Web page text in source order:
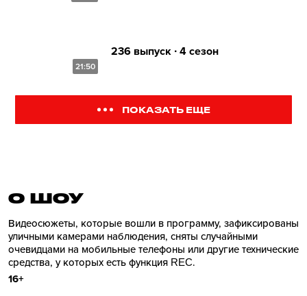
21:50
236 выпуск ∙ 4 сезон
ПОКАЗАТЬ ЕЩЕ
О ШОУ
Видеосюжеты, которые вошли в программу, зафиксированы
уличными камерами наблюдения, сняты случайными
очевидцами на мобильные телефоны или другие технические
средства, у которых есть функция REC.
16+